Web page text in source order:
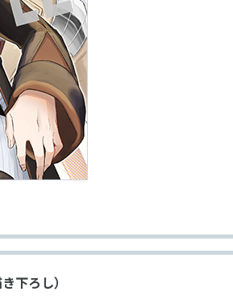
下ろし）